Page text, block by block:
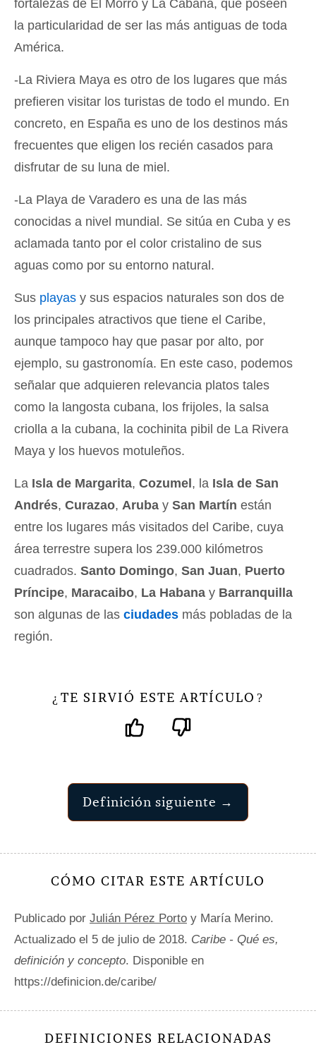
fortalezas de El Morro y La Cabaña, que poseen
la particularidad de ser las más antiguas de toda
América.
-La Riviera Maya es otro de los lugares que más
prefieren visitar los turistas de todo el mundo. En
concreto, en España es uno de los destinos más
frecuentes que eligen los recién casados para
disfrutar de su luna de miel.
-La Playa de Varadero es una de las más
conocidas a nivel mundial. Se sitúa en Cuba y es
aclamada tanto por el color cristalino de sus
aguas como por su entorno natural.
Sus playas y sus espacios naturales son dos de
los principales atractivos que tiene el Caribe,
aunque tampoco hay que pasar por alto, por
ejemplo, su gastronomía. En este caso, podemos
señalar que adquieren relevancia platos tales
como la langosta cubana, los frijoles, la salsa
criolla a la cubana, la cochinita pibil de La Rivera
Maya y los huevos motuleños.
La Isla de Margarita, Cozumel , la Isla de San
Andrés, Curazao, Aruba y San Martín están
entre los lugares más visitados del Caribe, cuya
área terrestre supera los 239.000 kilómetros
cuadrados. Santo Domingo, San Juan, Puerto
Príncipe, Maracaibo, La Habana y Barranquilla
son algunas de las ciudades más pobladas de la
región.
¿ TE SIRVIÓ ESTE ARTÍCULO ?
Definición siguiente →
CÓMO CITAR ESTE ARTÍCULO
Publicado por Julián Pérez Porto y María Merino.
Actualizado el 5 de julio de 2018. Caribe - Qué es,
definición y concepto. Disponible en
https://definicion.de/caribe/
DEFINICIONES RELACIONADAS